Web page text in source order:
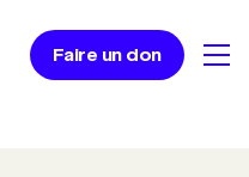
Faire un don